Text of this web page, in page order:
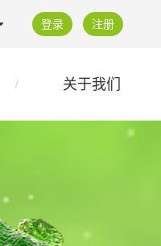
登录 注册
关于我们